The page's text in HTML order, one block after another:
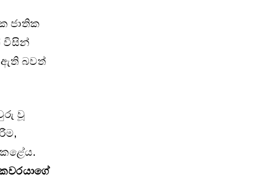
ජාතික
විසින්
ඇති බවත්
වූ